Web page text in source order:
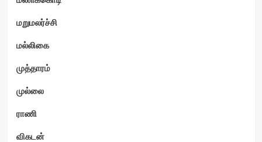
மறுமலர்ச்சி
மல்லிகை
முத்தாரம்
முல்லை
ராணி
விகடன்